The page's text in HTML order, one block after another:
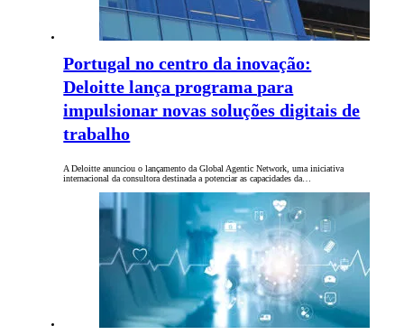
Portugal no centro da inovação:
Deloitte lança programa para
impulsionar novas soluções digitais de
trabalho
A Deloitte anunciou o lançamento da Global Agentic Network, uma iniciativa
internacional da consultora destinada a potenciar as capacidades da…